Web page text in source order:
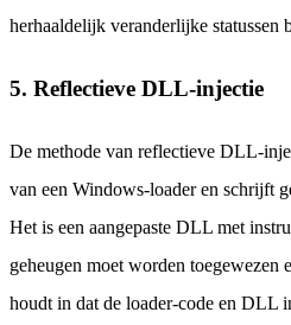
herhaaldelijk veranderlijke statussen
5. Reflectieve DLL-injectie
De methode van reflectieve DLL-
van een Windows-loader en schrijft
Het is een aangepaste DLL met
geheugen moet worden toegewezen
houdt in dat de loader-code en DLL